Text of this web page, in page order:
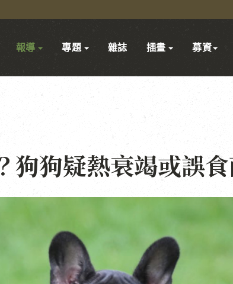
報導 專題 雜誌 插畫 募資
狗狗疑熱衰竭或誤